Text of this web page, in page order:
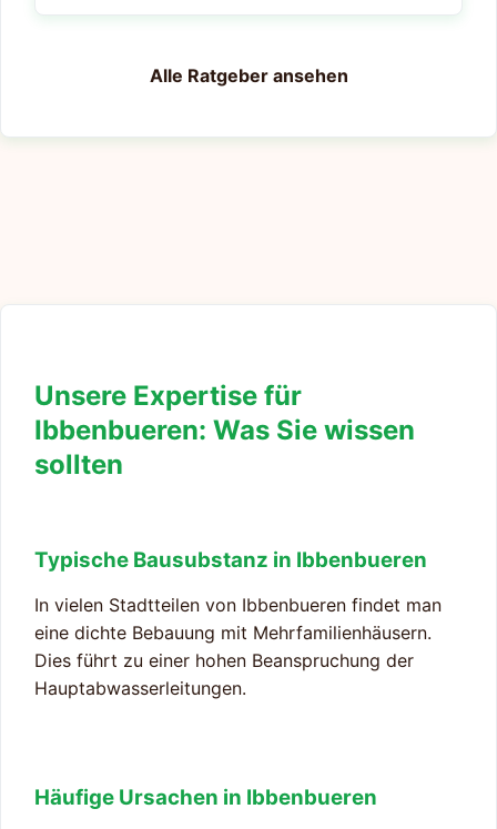
Alle Ratgeber ansehen
Unsere Expertise für
Ibbenbueren: Was Sie wissen
sollten
Typische Bausubstanz in Ibbenbueren
In vielen Stadtteilen von Ibbenbueren findet man
eine dichte Bebauung mit Mehrfamilienhäusern.
Dies führt zu einer hohen Beanspruchung der
Hauptabwasserleitungen.
Häufige Ursachen in Ibbenbueren